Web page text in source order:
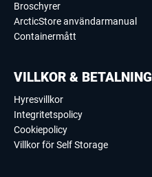
Broschyrer
ArcticStore användarmanual
Containermått
VILLKOR & BETALNING
Hyresvillkor
Integritetspolicy
Cookiepolicy
Villkor för Self Storage